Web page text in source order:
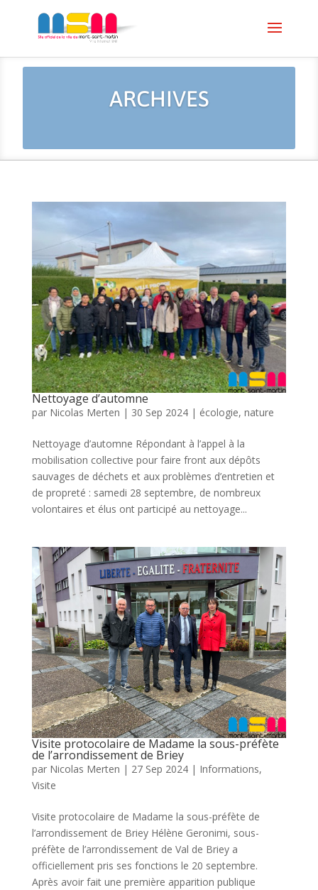
ARCHIVES
Nettoyage d’automne
par Nicolas Merten | 30 Sep 2024| écologie, nature
Nettoyage d’automne Répondant à l’appel à la
mobilisation collective pour faire front aux dépôts
sauvages de déchets et aux problèmes d’entretien et
de propreté : samedi 28 septembre, de nombreux
volontaires et élus ont participé au nettoyage...
Visite protocolaire de Madame la sous-préfète
de l’arrondissement de Briey
par Nicolas Merten | 27 Sep 2024| Informations,
Visite
Visite protocolaire de Madame la sous-préfète de
l’arrondissement de Briey Hélène Geronimi, sous-
préfète de l’arrondissement de Val de Briey a
officiellement pris ses fonctions le 20 septembre.
Après avoir fait une première apparition publique